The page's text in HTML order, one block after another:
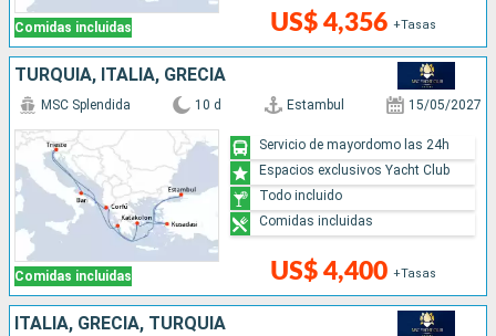
Comidas incluidas US$ 4,356 +Tasas
TURQUÍA, ITALIA, GRECIA
Comidas incluidas
MSC Splendida 10 d Estambul 15/05/2027
US$ 4,400 +Tasas
Servicio de mayordomo las 24h
Espacios exclusivos Yacht Club
Todo incluido
Comidas incluidas
ITALIA, GRECIA, TURQUÍA